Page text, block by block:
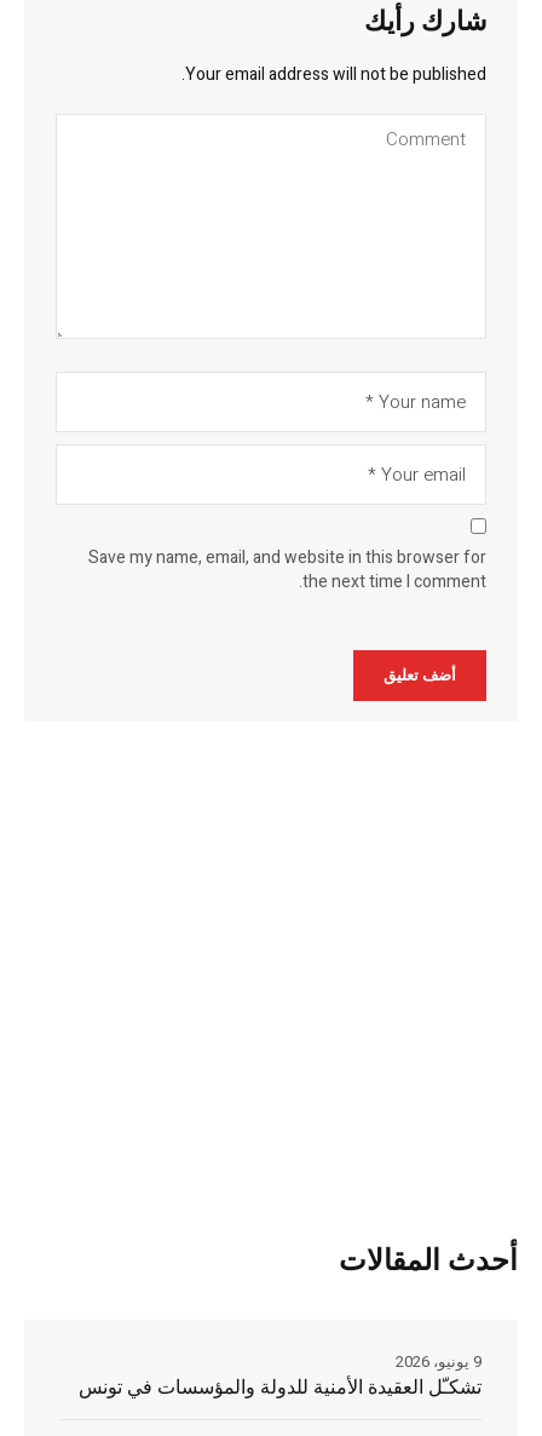
شارك رأيك
Your email address will not be published.
Save my name, email, and website in this browser for
the next time I comment.
أحدث المقالات
تشكـّل العقيدة الأمنية للدولة والمؤسسات في تونس
9 يونيو، 2026